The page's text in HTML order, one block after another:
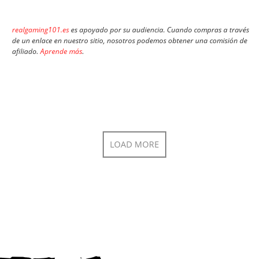
realgaming101.eses apoyado por su audiencia. Cuando compras a través
de un enlace en nuestro sitio, nosotros podemos obtener una comisión de
afiliado.Aprende más.
LOAD MORE